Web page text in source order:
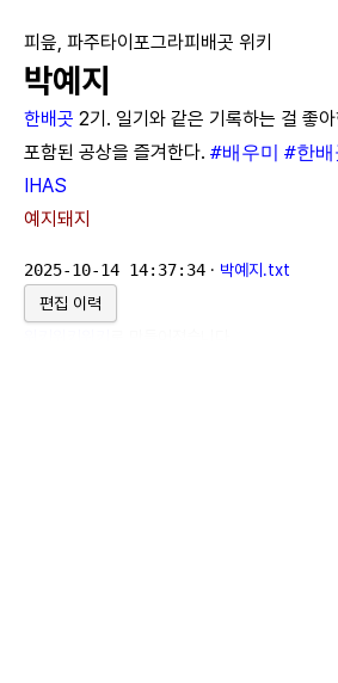
피읖, 파주타이포그라피배곳 위키
박예지
한배곳 2기. 일기와 같은 기록하는 걸 좋아
포함된 공상을 즐겨한다. #배우미 #한배
IHAS
예지돼지
2025-10-14 14:37:34 · 박예지.txt
편집 이력